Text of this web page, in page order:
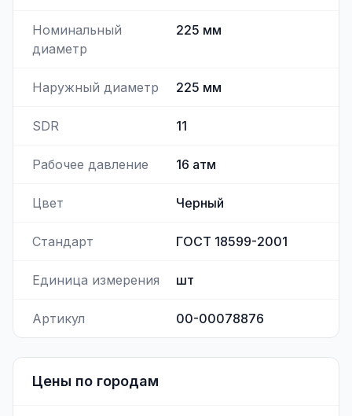
Номинальный
диаметр
225 мм
Наружный диаметр 225 мм
SDR 11
Рабочее давление 16 атм
Цвет Черный
Стандарт ГОСТ 18599-2001
Единица измерения шт
Артикул 00-00078876
Цены по городам